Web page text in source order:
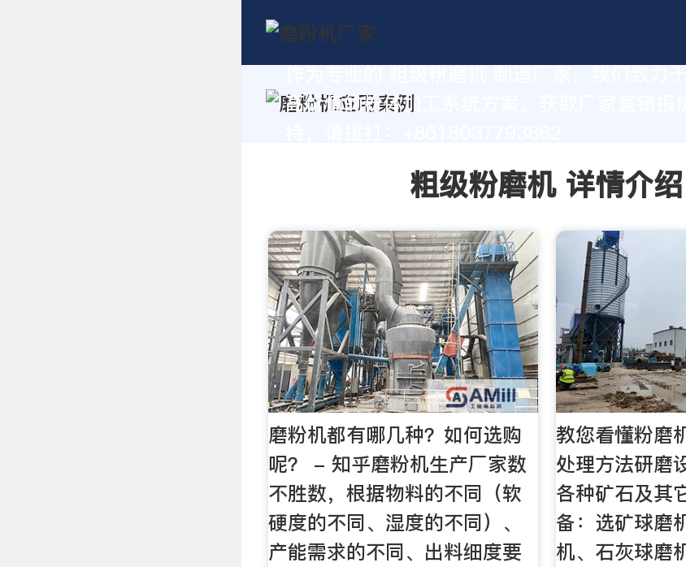
高价值的粉体加工系统方案。获取厂家直销报
粗级粉磨机 详情介绍
磨粉机都有哪几种？如何选购
呢？ - 知乎磨粉机生产厂家数
不胜数，根据物料的不同（软
硬度的不同、湿度的不同）、
产能需求的不同、出料细度要
教您看懂粉磨
处理方法研磨
各种矿石及其
备：选矿球磨
机、石灰球磨